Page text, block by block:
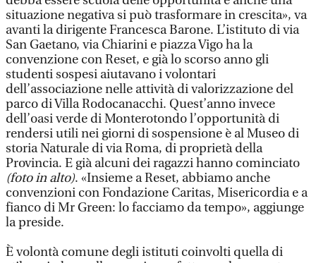
situazione negativa si può trasformare in crescita», va
avanti la dirigente Francesca Barone. L’istituto di via
San Gaetano, via Chiarini e piazza Vigo ha la
convenzione con Reset, e già lo scorso anno gli
studenti sospesi aiutavano i volontari
dell’associazione nelle attività di valorizzazione del
parco di Villa Rodocanacchi. Quest’anno invece
dell’oasi verde di Monterotondo l’opportunità di
rendersi utili nei giorni di sospensione è al Museo di
storia Naturale di via Roma, di proprietà della
Provincia. E già alcuni dei ragazzi hanno cominciato
(foto in alto). «Insieme a Reset, abbiamo anche
convenzioni con Fondazione Caritas, Misericordia e a
fianco di Mr Green: lo facciamo da tempo», aggiunge
la preside.
È volontà comune degli istituti coinvolti quella di